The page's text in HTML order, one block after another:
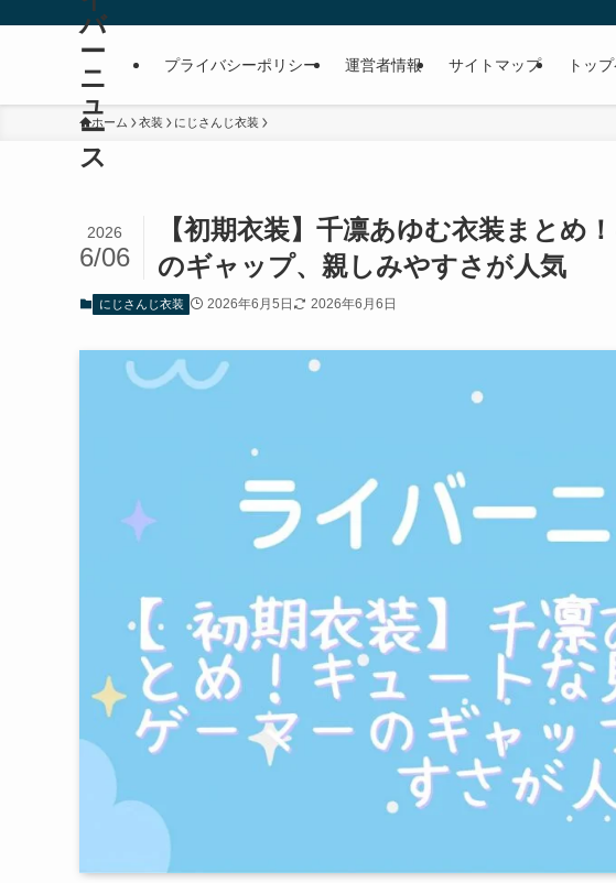
バ
ー
ニ
ュ
ー
ス
プライバシーポリシー 運営者情報 サイトマップ トッ
ホーム 衣装 にじさんじ衣装
【初期衣装】千凛あゆむ衣装まとめ
のギャップ、親しみやすさが人気
2026
6/06
にじさんじ衣装 2026年6月5日 2026年6月6日